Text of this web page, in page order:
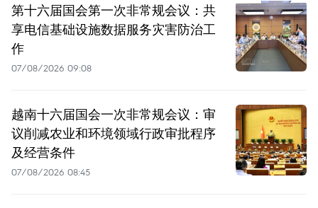
第十六届国会第一次非常规会议：共
享电信基础设施数据服务灾害防治工
作
07/08/2026 09:08
越南十六届国会一次非常规会议：审
议削减农业和环境领域行政审批程序
及经营条件
07/08/2026 08:45